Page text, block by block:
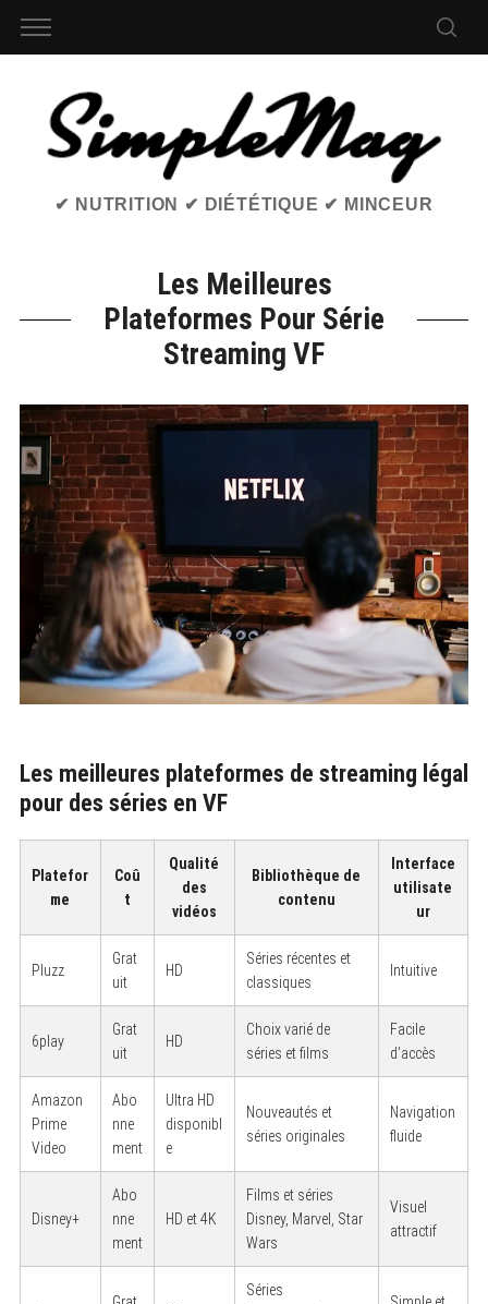
✔ NUTRITION ✔ DIÉTÉTIQUE ✔ MINCEUR
Les Meilleures
Plateformes Pour Série
Streaming VF
Les meilleures plateformes de streaming légal
pour des séries en VF
Platefor
me
Coû
t
Qualité
des
vidéos
Bibliothèque de
contenu
Interface
utilisate
ur
Pluzz
Grat
uit
HD
Séries récentes et
classiques
Intuitive
6play
Grat
uit
HD
Choix varié de
séries et films
Facile
d’accès
Amazon
Prime
Video
Abo
nne
ment
Ultra HD
disponibl
e
Nouveautés et
séries originales
Navigation
fluide
Disney+
Abo
nne
ment
HD et 4K
Films et séries
Disney, Marvel, Star
Wars
Visuel
attractif
Séries